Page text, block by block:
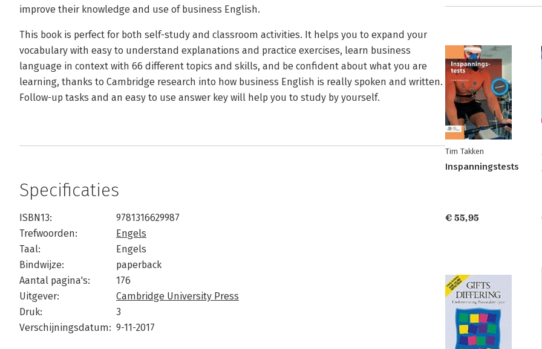
improve their knowledge and use of business English.
This book is perfect for both self-study and classroom activities. It helps you to expand your
vocabulary with easy to understand explanations and practice exercises, learn business
language in context with 66 different topics and skills, and be confident about what you are
learning, thanks to Cambridge research into how business English is really spoken and written.
Follow-up tasks and an easy to use answer key will help you to study by yourself.
Specificaties
ISBN13:
9781316629987
Trefwoorden:
Engels
Taal:
Engels
Bindwijze:
paperback
Aantal pagina's:
176
Uitgever:
Cambridge University Press
Druk:
3
Verschijningsdatum: 9-11-2017
Tim Takken
Inspanningstests
€ 55,95